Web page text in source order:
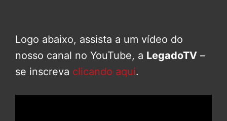
Logo abaixo, assista a um vídeo do
nosso canal no YouTube, a LegadoTV –
se inscreva clicando aqui.